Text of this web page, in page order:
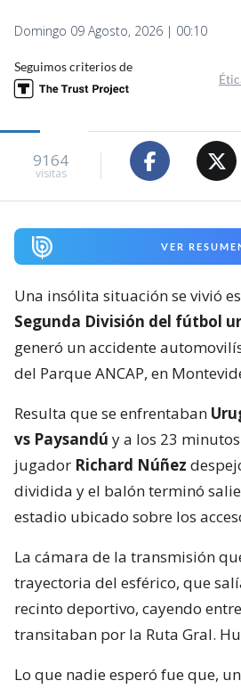
Domingo 09 Agosto, 2026 | 00:10
Seguimos criterios de
9164
visitas
VER
Una insólita situación se vivió
Segunda División del fútbol
generó un accidente
del Parque ANCAP, en
Resulta que se enfrentaban
vs Paysandú y a los 23
jugador Richard Núñez
dividida y el balón terminó
estadio ubicado sobre los
La cámara de la transmisión
trayectoria del esférico, que
recinto deportivo, cayendo
transitaban por la Ruta Gral.
Lo que nadie esperó fue que,